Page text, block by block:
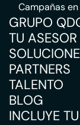
Campañas
GRUPO
TU ASESOR
PARTNERS
TALENTO
BLOG
INCLUYE